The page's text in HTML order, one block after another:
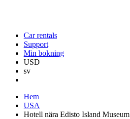
Car rentals
Support
Min bokning
USD
sv
Hem
USA
Hotell nära Edisto Island Museum